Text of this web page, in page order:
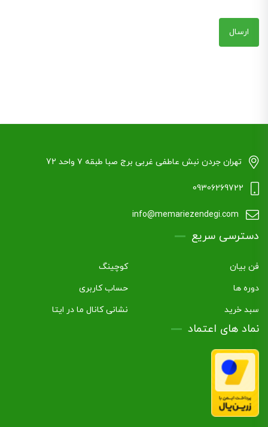
تهران جردن نبش عاطفی غربی برج صبا طبقه ۷ واحد 72
09306269722
info@memariezendegi.com
دسترسی سریع
فن بیان
کوچینگ
دوره ها
حساب کاربری
سبد خرید
نشانی کانال ما در ایتا
نماد های اعتماد